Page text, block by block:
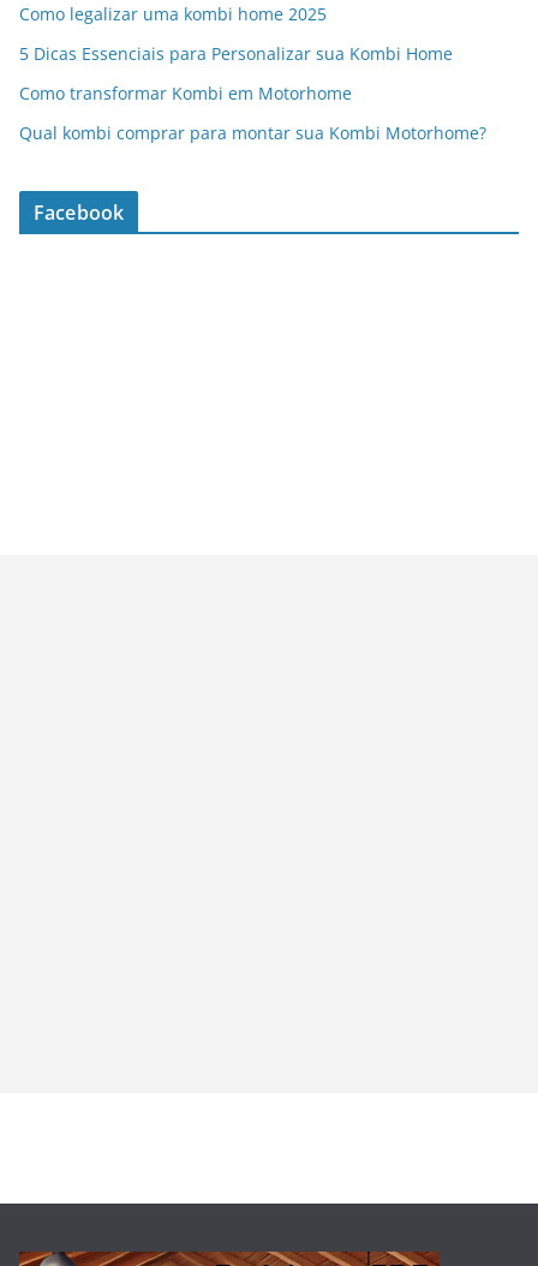
Como legalizar uma kombi home 2025
5 Dicas Essenciais para Personalizar sua Kombi Home
Como transformar Kombi em Motorhome
Qual kombi comprar para montar sua Kombi Motorhome?
Facebook